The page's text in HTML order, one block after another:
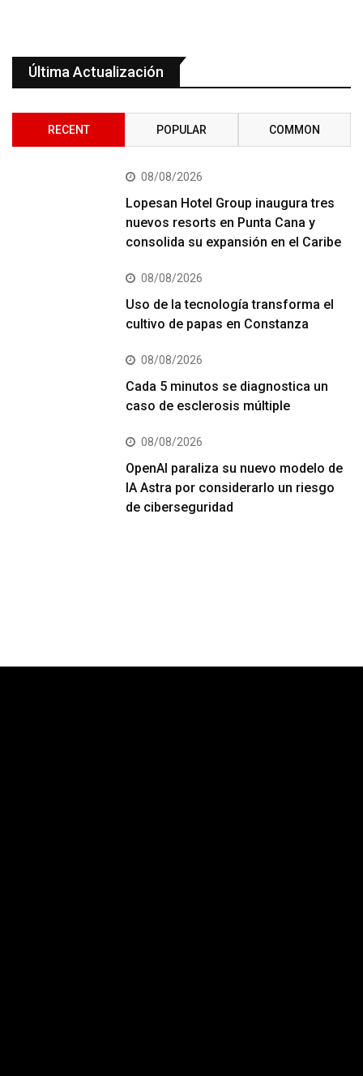
Última Actualización
RECENT POPULAR COMMON
08/08/2026
Lopesan Hotel Group inaugura tres
nuevos resorts en Punta Cana y
consolida su expansión en el Caribe
08/08/2026
Uso de la tecnología transforma el
cultivo de papas en Constanza
08/08/2026
Cada 5 minutos se diagnostica un
caso de esclerosis múltiple
08/08/2026
OpenAI paraliza su nuevo modelo de
IA Astra por considerarlo un riesgo
de ciberseguridad